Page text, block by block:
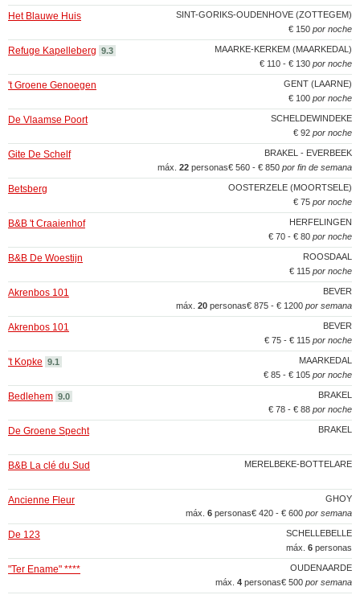
SINT-GORIKS-OUDENHOVE (ZOTTEGEM)
Het Blauwe Huis
€ 150 por noche
MAARKE-KERKEM (MAARKEDAL)
Refuge Kapelleberg 9.3
€ 110 - € 130 por noche
GENT (LAARNE)
't Groene Genoegen
€ 100 por noche
SCHELDEWINDEKE
De Vlaamse Poort
€ 92 por noche
BRAKEL - EVERBEEK
Gite De Schelf
€ 560 - € 850 por fin de semana
máx. 22 personas
OOSTERZELE (MOORTSELE)
Betsberg
€ 75 por noche
HERFELINGEN
B&B 't Craaienhof
€ 70 - € 80 por noche
ROOSDAAL
B&B De Woestijn
€ 115 por noche
BEVER
Akrenbos 101
€ 875 - € 1200 por semana
máx. 20 personas
BEVER
Akrenbos 101
€ 75 - € 115 por noche
MAARKEDAL
't Kopke 9.1
€ 85 - € 105 por noche
BRAKEL
Bedlehem 9.0
€ 78 - € 88 por noche
BRAKEL
De Groene Specht
MERELBEKE-BOTTELARE
B&B La clé du Sud
GHOY
Ancienne Fleur
€ 420 - € 600 por semana
máx. 6 personas
SCHELLEBELLE
De 123
máx. 6 personas
OUDENAARDE
"Ter Ename" ****
€ 500 por semana
máx. 4 personas